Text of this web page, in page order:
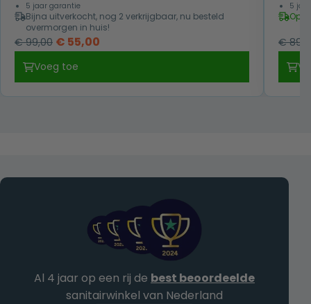
5 jaar garantie
Bijna uitverkocht, nog 2 verkrijgbaar, nu besteld
overmorgen in huis!
€99,00 Oorspronkelijke
was:
€ 99,00.
€ 55,00
€ 55,00.
Voeg toe
5
Op
€
Al 4 jaar op een rij de best beoordeelde
sanitairwinkel van Nederland